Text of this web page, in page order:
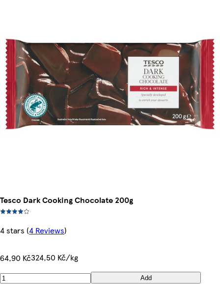
Tesco Dark Cooking Chocolate 200g
4 stars (4 Reviews)
64,90 Kč324,50 Kč/kg
Add